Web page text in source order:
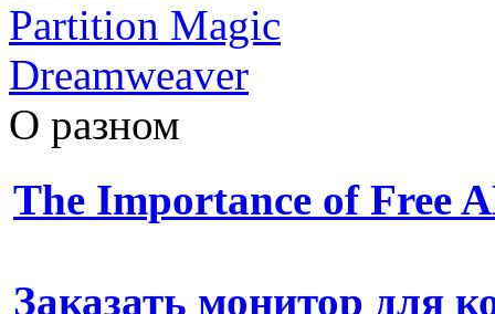
Partition Magic
Dreamweaver
О разном
The Importance of Free
Заказать монитор для